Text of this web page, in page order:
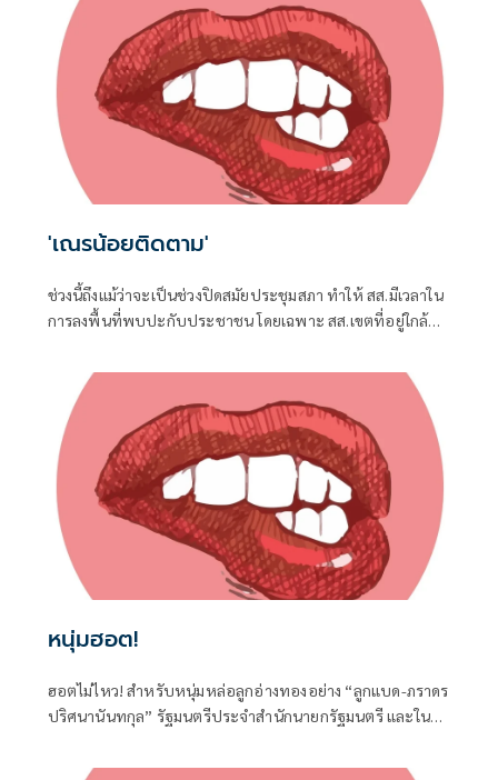
'เณรน้อยติดตาม'
ช่วงนี้ถึงแม้ว่าจะเป็นช่วงปิดสมัยประชุมสภา ทำให้ สส.มีเวลาใน
การลงพื้นที่พบปะกับประชาชน โดยเฉพาะ สส.เขตที่อยู่ใกล้ชิด
ปัญหาในเขต
หนุ่มฮอต!
ฮอตไม่ไหว! สำหรับหนุ่มหล่อลูกอ่างทองอย่าง “ลูกแบด-ภราดร
ปริศนานันทกุล” รัฐมนตรีประจำสำนักนายกรัฐมนตรี และใน
รอบวันคล้ายวันเกิด 77 ปี ของนายประภัตร โพธสุธน